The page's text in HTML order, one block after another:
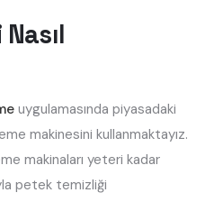
uygulamasında piyasadaki
makinesini kullanmaktayız.
makinaları yeteri kadar
petek temizliği